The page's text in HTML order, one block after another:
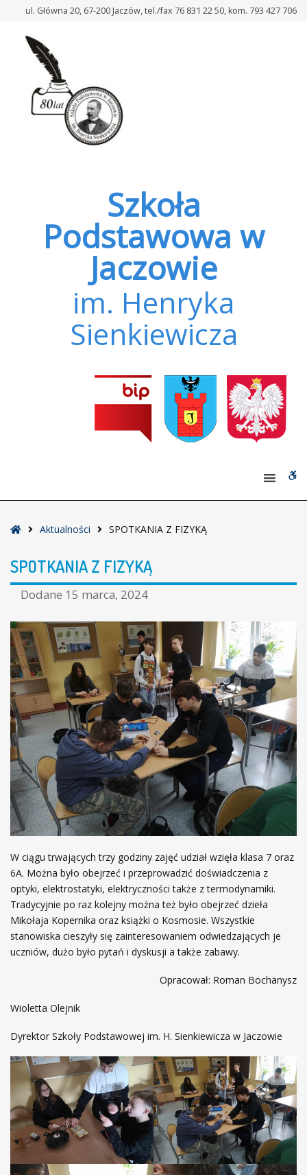
FIZYKĄ
ul. Główna 20, 67-200 Jaczów, tel./fax 76 831 22 50, kom. 793 427 706
Szkoła
Podstawowa w
Jaczowie
im. Henryka
Sienkiewicza
StronaAktualności SPOTKANIA Z FIZYKĄ
SPOTKANIA Z FIZYKĄ
Dodane 15 marca, 2024
W ciągu trwających trzy godziny zajęć udział wzięła klasa 7 oraz
6A. Można było obejrzeć i przeprowadzić doświadczenia z
optyki, elektrostatyki, elektryczności także z termodynamiki.
Tradycyjnie po raz kolejny można też było obejrzeć dzieła
Mikołaja Kopernika oraz książki o Kosmosie. Wszystkie
stanowiska cieszyły się zainteresowaniem odwiedzających je
uczniów, dużo było pytań i dyskusji a także zabawy.
Opracował: Roman Bochanysz
Wioletta Olejnik
Dyrektor Szkoły Podstawowej im. H. Sienkiewicza w Jaczowie